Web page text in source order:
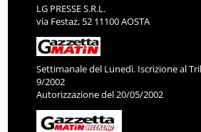
LG PRESSE S.R.L.
via Festaz, 52 11100 AOSTA
Settimanale del Lunedì. Iscrizione al
9/2002
Autorizzazione del 20/05/2002